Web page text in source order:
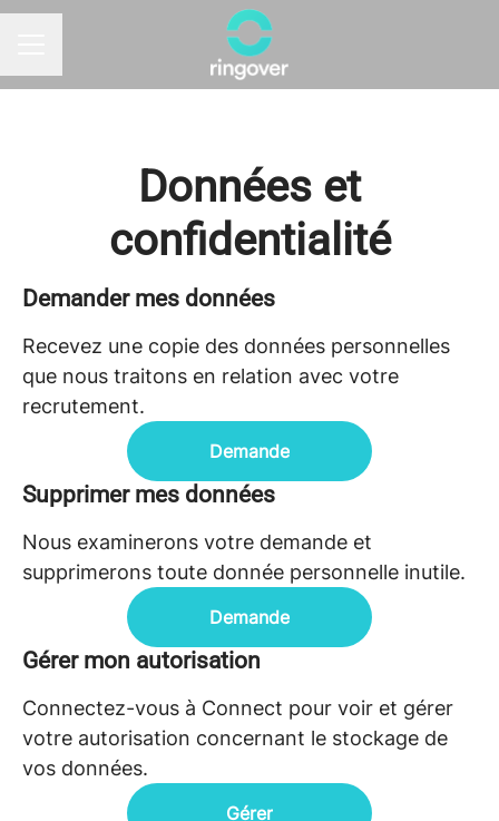
Données et
confidentialité
Demander mes données
Recevez une copie des données personnelles
que nous traitons en relation avec votre
recrutement.
Demande
Supprimer mes données
Nous examinerons votre demande et
supprimerons toute donnée personnelle inutile.
Demande
Gérer mon autorisation
Connectez-vous à Connect pour voir et gérer
votre autorisation concernant le stockage de
vos données.
Gérer